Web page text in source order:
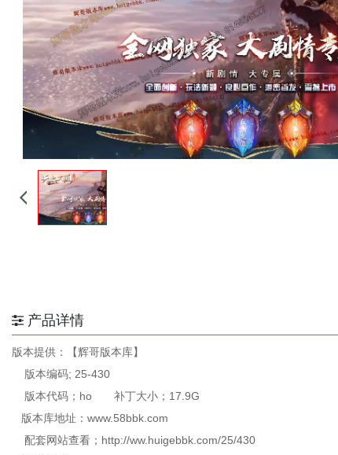
产品详情
版本提供：【辉哥版本库】
版本编码; 25-430
版本代码；ho 补丁大小；17.9G
版本库地址：www.58bbk.com
配套网站查看；http://ww.huigebbk.com/25/430